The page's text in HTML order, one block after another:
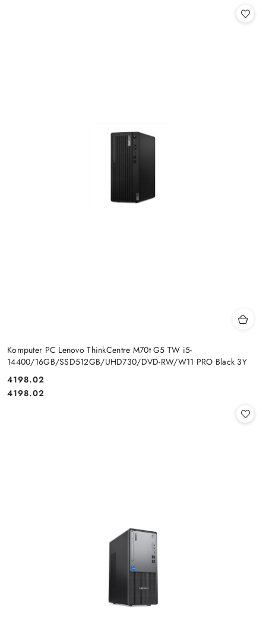
Komputer PC Lenovo ThinkCentre M70t G5 TW i5-
14400/16GB/SSD512GB/UHD730/DVD-RW/W11 PRO Black 3Y
Cena:
4198.02
Cena:
4198.02